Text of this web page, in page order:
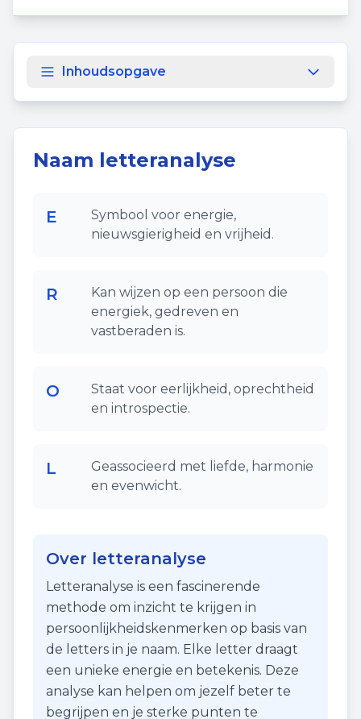
Inhoudsopgave
Naam letteranalyse
E
Symbool voor energie,
nieuwsgierigheid en vrijheid.
R
Kan wijzen op een persoon die
energiek, gedreven en
vastberaden is.
O
Staat voor eerlijkheid, oprechtheid
en introspectie.
L
Geassocieerd met liefde, harmonie
en evenwicht.
Over letteranalyse
Letteranalyse is een fascinerende
methode om inzicht te krijgen in
persoonlijkheidskenmerken op basis van
de letters in je naam. Elke letter draagt
een unieke energie en betekenis. Deze
analyse kan helpen om jezelf beter te
begrijpen en je sterke punten te